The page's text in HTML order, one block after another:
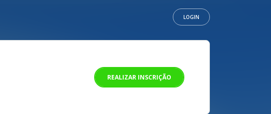
LOGIN
REALIZAR INSCRIÇÃO